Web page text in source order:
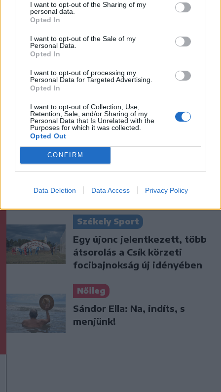
I want to opt-out of the Sharing of my
personal data.
Opted In
I want to opt-out of the Sale of my
Personal Data.
Opted In
I want to opt-out of processing my
Personal Data for Targeted Advertising.
Opted In
I want to opt-out of Collection, Use,
Retention, Sale, and/or Sharing of my
Personal Data that Is Unrelated with the
Purposes for which it was collected.
Opted Out
CONFIRM
Data Deletion Data Access Privacy Policy
és cégeknél razziáztak a
Székely Sport
Kolozsvári CFR, kikapott a
Győr és a Loki is
Krónika
A Majka-ügy csak a jéghegy
magyar–magyar acsarkodást
Székely Sport
Egy újonc jelentkezett, több
átsorolás a Csík körzeti
focibajnokság új idényében
Nőileg
Sándor Ella: Na, indíts, s
menjünk!